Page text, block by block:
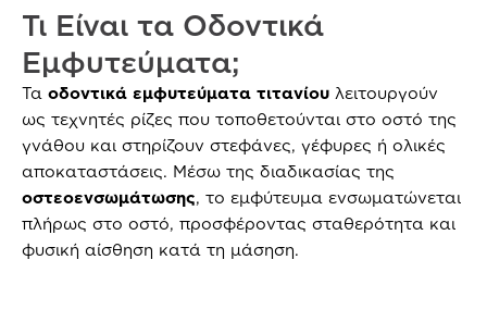
Τι Είναι τα Οδοντικά
Εμφυτεύματα;
Τα οδοντικά εμφυτεύματα τιτανίου λειτουργούν
ως τεχνητές ρίζες που τοποθετούνται στο οστό της
γνάθου και στηρίζουν στεφάνες, γέφυρες ή ολικές
αποκαταστάσεις. Μέσω της διαδικασίας της
οστεοενσωμάτωσης, το εμφύτευμα ενσωματώνεται
πλήρως στο οστό, προσφέροντας σταθερότητα και
φυσική αίσθηση κατά τη μάσηση.